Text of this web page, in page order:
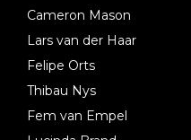
Cameron Mason
Lars van der Haar
Felipe Orts
Thibau Nys
Fem van Empel